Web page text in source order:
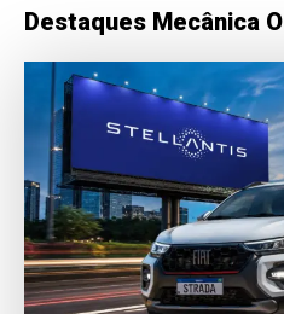
Destaques Mecânica